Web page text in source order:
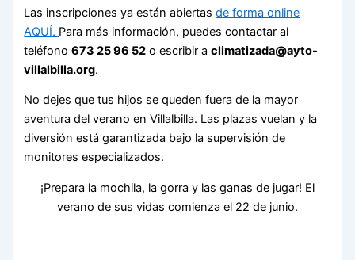
Las inscripciones ya están abiertasde forma online
AQUÍ. Para más información, puedes contactar al
teléfono673 25 96 52 o escribir aclimatizada@ayto-
villalbilla.org.
No dejes que tus hijos se queden fuera de la mayor
aventura del verano en Villalbilla. Las plazas vuelan y la
diversión está garantizada bajo la supervisión de
monitores especializados.
¡Prepara la mochila, la gorra y las ganas de jugar! El
verano de sus vidas comienza el 22 de junio.